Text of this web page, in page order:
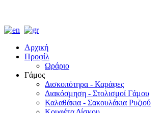
Αρχική
Προφίλ
Ωράριο
Γάμος
Δισκοπότηρα - Καράφες
Διακόσμηση - Στολισμοί Γάμου
Καλαθάκια - Σακουλάκια Ρυζιού